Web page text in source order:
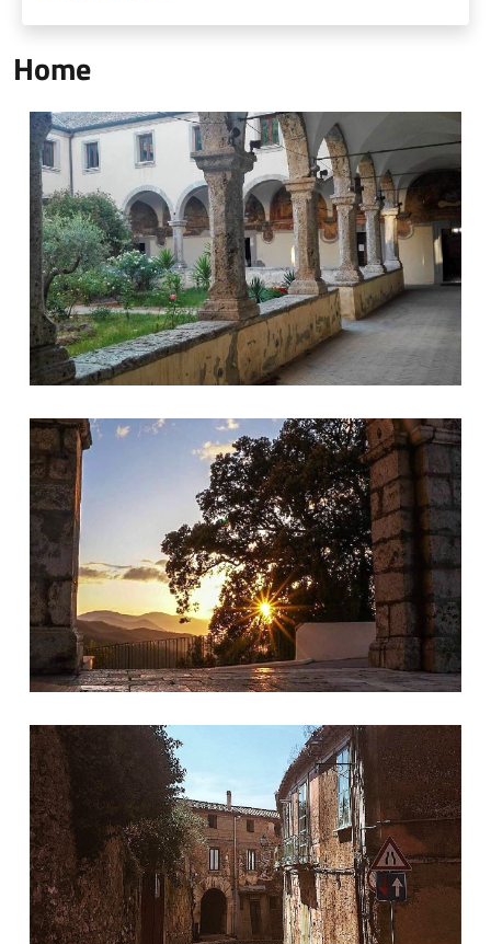
Home
Chiesa di Santa Maria degli Angeli © Paesaggiirpini.it, foto di
Monte dell'Incoronata © Paesaggiirpini.it, foto di Walter
Borgo di Aterrana © Paesaggiirpini.it, foto di jasonvox